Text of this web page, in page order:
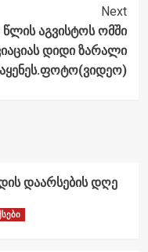
Next
აგვისტოს ომში
დიდი ზარალი
დაარსების დღე